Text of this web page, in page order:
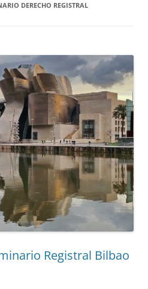
DERECHO REGISTRAL
Registral Bilbao